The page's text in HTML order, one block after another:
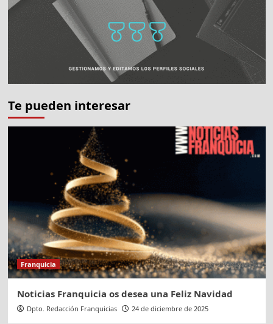
Te pueden interesar
Franquicia
Noticias Franquicia os desea una Feliz Navidad
Dpto. Redacción Franquicias 24 de diciembre de 2025